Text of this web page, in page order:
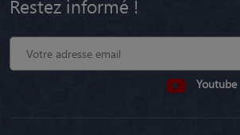
Restez informé !
Youtube